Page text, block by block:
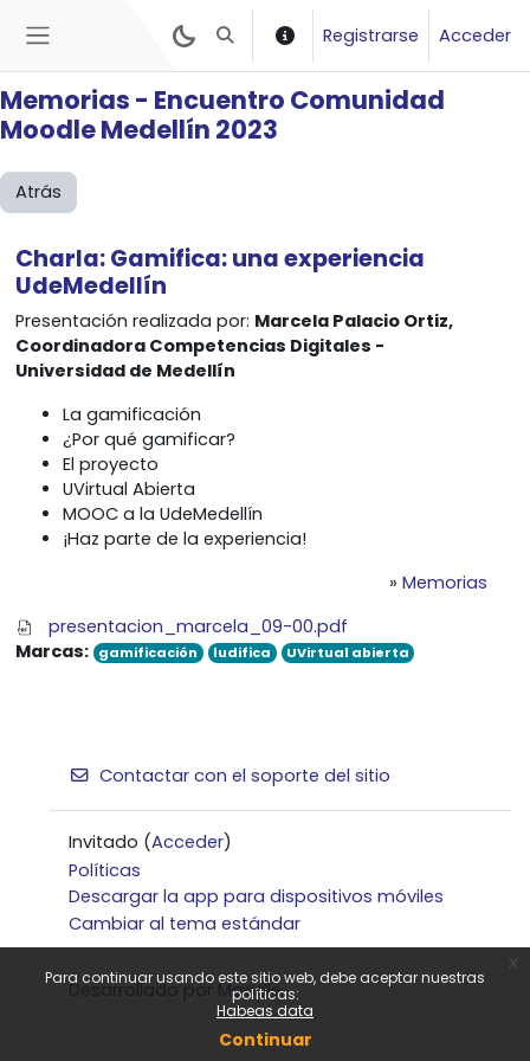
Para continuar usando este sitio web, debe aceptar nuestras
políticas:
Habeas data
Continuar
Selector de búsqueda de entrada
Registrarse Acceder
Memorias - Encuentro Comunidad
Moodle Medellín 2023
Atrás
Charla: Gamifica: unaexperiencia
UdeMedellín
Presentación realizada por: Marcela Palacio Ortiz,
Coordinadora Competencias Digitales -
Universidad de Medellín
La gamificación
¿Por qué gamificar?
El proyecto
UVirtual Abierta
MOOC a la UdeMedellín
¡Haz parte de la experiencia!
» Memorias
presentacion_marcela_09-00.pdf
Marcas: gamificación ludifica UVirtual abierta
Contactar con el soporte del sitio
Invitado (Acceder)
Políticas
Descargar la app para dispositivos móviles
Cambiar al tema estándar
Desarrollado por Moodle